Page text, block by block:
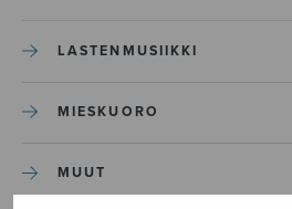
LASTENMUSIIKKI
MIESKUORO
MUUT